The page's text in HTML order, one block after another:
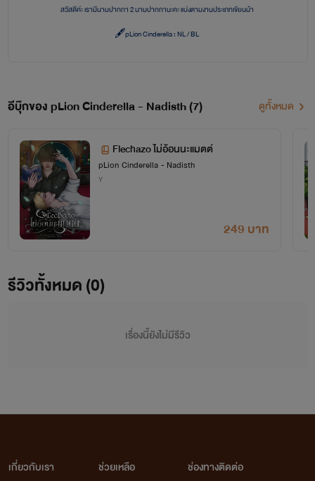
สวัสดีค่ะ เรามีนามปากกา 2 นามปากกานะคะ แบ่งตามงานประเภทเขียนน้า
🖋pLion Cinderella : NL / BL
ฝากติดตาม ทั้งนิยาย กดหัวใจ เพิ่มชั้น comment เป็นกำลังใจให้ด้วยน้า♥
อีบุ๊กของ pLion Cinderella - Nadisth (7) ดูทั้งหมด
Flechazo ไม่อ้อนนะแมตต์
pLion Cinderella - Nadisth
Y
249 บาท
รีวิวทั้งหมด (0)
เรื่องนี้ยังไม่มีรีวิว
เกี่ยวกับเรา
ช่วยเหลือ
ช่องทางติดต่อ